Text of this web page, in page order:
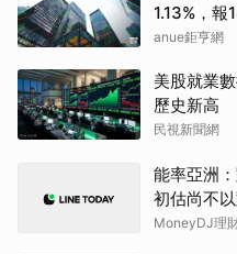
1.13%，
anue鉅亨網
美股就業
歷史新高
民視新聞網
能率亞洲
初估尚不
響
MoneyDJ理